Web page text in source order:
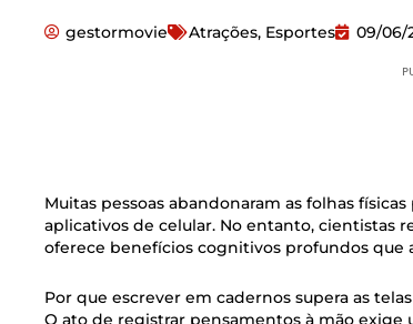
gestormovie Atrações, Esportes 09/06/
Muitas pessoas abandonaram as folhas
aplicativos de celular. No entanto, cientistas
oferece benefícios cognitivos profundos que
Por que escrever em cadernos supera as
O ato de registrar pensamentos à mão